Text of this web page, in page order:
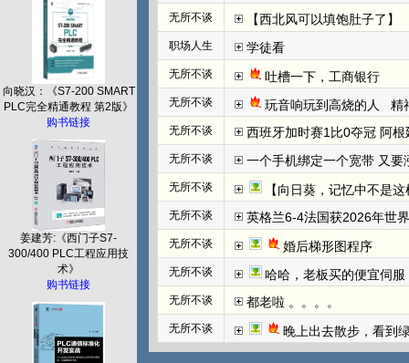
向晓汉：《S7-200 SMART
PLC完全精通教程 第2版》
购书链接
姜建芳:《西门子S7-
300/400 PLC工程应用技
术》
购书链接
无所不谈 【西北风可以填饱肚子了】
职场人生 学徒看
无所不谈 吐槽一下，工商银行
无所不谈 玩音响玩到高烧的人   精
无所不谈 西班牙加时赛1比0夺冠 阿
无所不谈 一个手机绑定一个宽带 又要
无所不谈 【向日葵，记忆中不是
无所不谈 英格兰6-4法国获2026年世
无所不谈 婚后梯形图程序
无所不谈 哈哈，老板买的便宜伺
无所不谈 都老啦 。。。。
无所不谈 晚上出去散步，看到